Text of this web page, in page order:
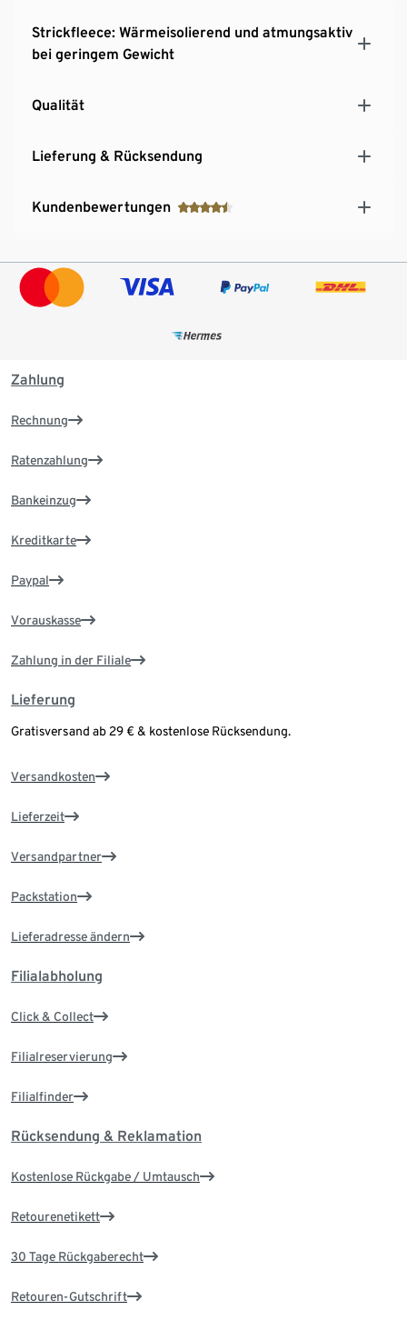
Strickfleece: Wärmeisolierend und atmungsaktiv
bei geringem Gewicht
Qualität
Lieferung & Rücksendung
Kundenbewertungen
Zahlung
Rechnung
Ratenzahlung
Bankeinzug
Kreditkarte
Paypal
Vorauskasse
Zahlung in der Filiale
Lieferung
Gratisversand ab 29 € & kostenlose Rücksendung.
Versandkosten
Lieferzeit
Versandpartner
Packstation
Lieferadresse ändern
Filialabholung
Click & Collect
Filialreservierung
Filialfinder
Rücksendung & Reklamation
Kostenlose Rückgabe / Umtausch
Retourenetikett
30 Tage Rückgaberecht
Retouren-Gutschrift